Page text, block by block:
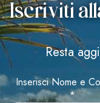
Iscriviti
Resta
Inserisci Nome e
*